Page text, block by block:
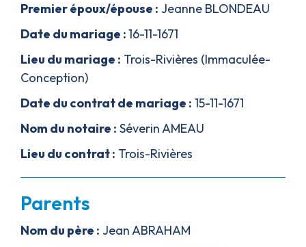
Premier époux/épouse : Jeanne BLONDEAU
Date du mariage :16-11-1671
Lieu du mariage : Trois-Rivières (Immaculée-
Conception)
Date du contrat de mariage : 15-11-1671
Nom du notaire : Séverin AMEAU
Lieu du contrat : Trois-Rivières
Parents
Nom du père : Jean ABRAHAM